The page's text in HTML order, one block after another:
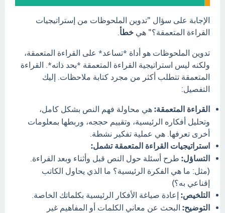
الإجابة على سؤال "تدوين الملحوظات من إستراتيجيات
القراءة المتعمقة؟" هي خطأ
تدوين الملحوظات هو أداة *تساعد* على القراءة المتعمقة،
ولكنه ليس استراتيجية القراءة المتعمقة *بحد ذاته*. القراءة
المتعمقة تتطلب أكثر من مجرد كتابة ملاحظات. إليك
التفصيل:
القراءة المتعمقة: هي محاولة فهم النص بشكل كامل،
وتحليل أفكاره الرئيسية، وتقييم حججه، وربطها بمعلومات
أخرى تعرفها. هي عملية تفكير نشطة.
استراتيجيات القراءة المتعمقة تشمل:
التساؤل: طرح أسئلة حول النص قبل وأثناء وبعد القراءة.
(مثل: ما هي الفكرة الرئيسية؟ ما الذي يحاول الكاتب
إقناعي به؟)
التلخيص: إعادة صياغة الأفكار الرئيسية بكلماتك الخاصة.
التوضيح: البحث عن معاني الكلمات أو المفاهيم غير